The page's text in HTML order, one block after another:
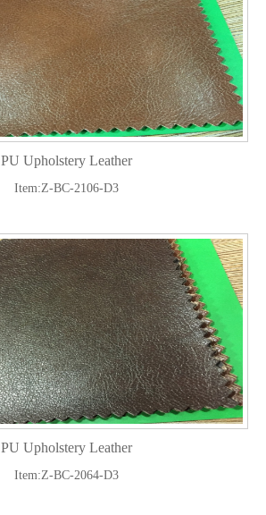
PU Upholstery Leather
Item:Z-BC-2106-D3
PU Upholstery Leather
Item:Z-BC-2064-D3